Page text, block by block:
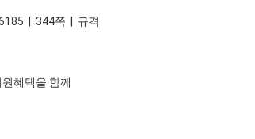
| 344쪽 | 규격
혜택을 함께